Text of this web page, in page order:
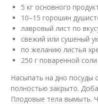
5 кг основного
10–15 горошин
лавровый лист по
свежий или сушеный
по желанию листья
250 г поваренной
Насыпать на дно посуды
полностью закрыто.
Плодовые тела вымыть.